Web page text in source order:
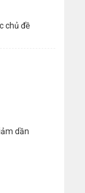
chủ đề
dần